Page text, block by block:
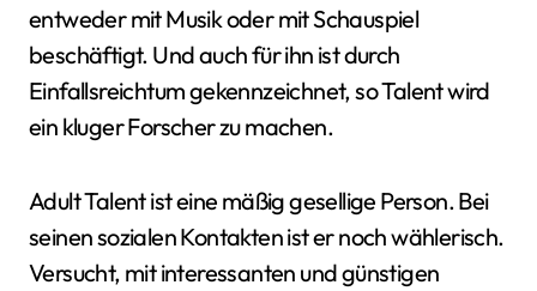
entweder mit Musik oder mit Schauspiel
beschäftigt. Und auch für ihn ist durch
Einfallsreichtum gekennzeichnet, so Talent wird
ein kluger Forscher zu machen.
Adult Talent ist eine mäßig gesellige Person. Bei
seinen sozialen Kontakten ist er noch wählerisch.
Versucht, mit interessanten und günstigen